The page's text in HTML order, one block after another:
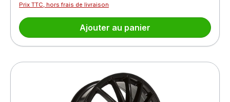
Prix TTC, hors frais de livraison
Ajouter au panier